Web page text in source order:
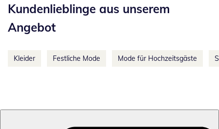
Kundenlieblinge aus unserem
Angebot
Kleider Festliche Mode Mode für Hochzeitsgäste